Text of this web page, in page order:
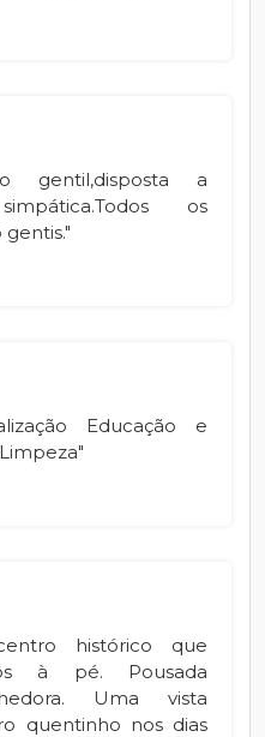
a
os
Educação e
histórico que
à pé. Pousada
Uma vista
quentinho nos dias